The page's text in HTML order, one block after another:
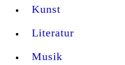
Kunst
Literatur
Musik